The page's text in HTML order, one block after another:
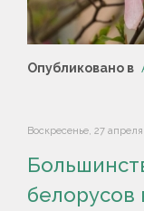
Опубликовано в
Воскресенье, 27 апреля
белорусов